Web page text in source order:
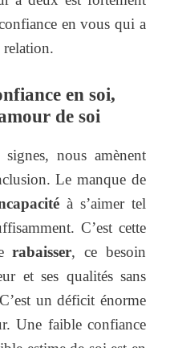
en vous qui a
relation.
en soi,
de soi
nous amènent
Le manque de
à s’aimer tel
C’est cette
rabaisser, ce besoin
et ses qualités sans
un déficit énorme
Une faible confiance